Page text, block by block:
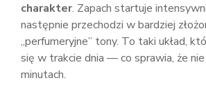
charakter. Zapach startuje
następnie przechodzi w bardziej
„perfumeryjne” tony. To taki układ,
się w trakcie dnia — co sprawia, że
minutach.